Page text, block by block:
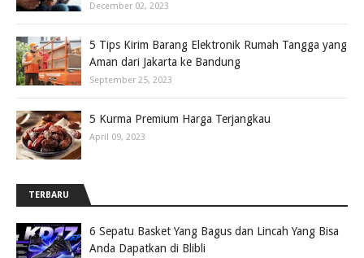
December 02, 2023
5 Tips Kirim Barang Elektronik Rumah Tangga yang
Aman dari Jakarta ke Bandung
September 25, 2023
5 Kurma Premium Harga Terjangkau
April 09, 2023
TERBARU
6 Sepatu Basket Yang Bagus dan Lincah Yang Bisa
Anda Dapatkan di Blibli